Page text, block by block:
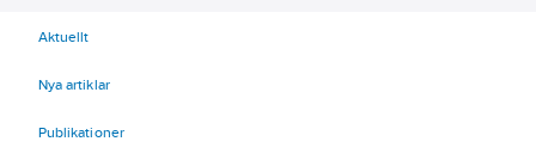
Aktuellt
Nya artiklar
Publikationer